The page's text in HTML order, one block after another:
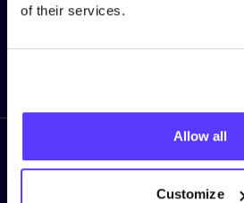
of their services.
Allow all
Customize
Síguenos